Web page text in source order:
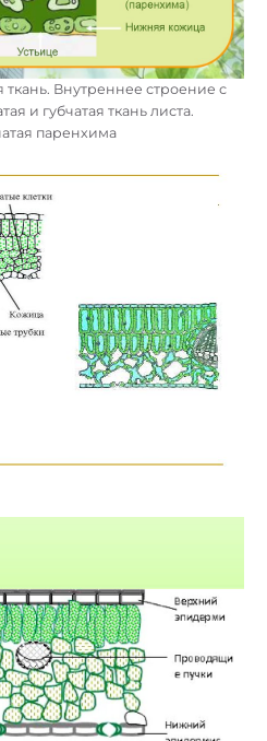
ткань. Внутреннее строение с
и губчатая ткань листа.
паренхима